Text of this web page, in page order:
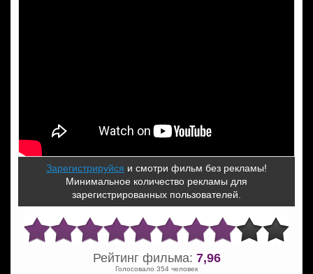
Зарегистрируйся и смотри фильм без рекламы!
Минимальное количество рекламы для
зарегистрированных пользователей.
Рейтинг фильма: 7,96
Голосовало 354 человек